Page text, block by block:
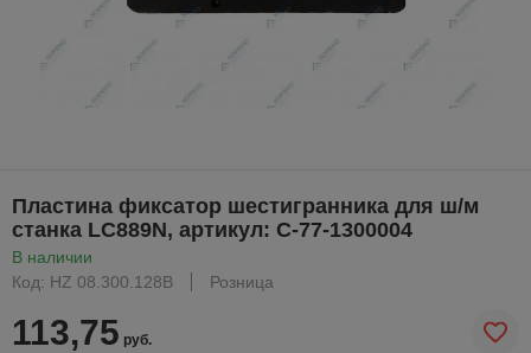
Пластина фиксатор шестигранника для ш/м
станка LC889N, артикул: С-77-1300004
В наличии
Код: HZ 08.300.128B
Розница
113,75 руб.